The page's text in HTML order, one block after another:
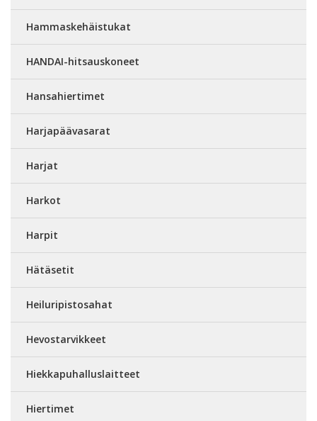
Hammaskehäistukat
HANDAI-hitsauskoneet
Hansahiertimet
Harjapäävasarat
Harjat
Harkot
Harpit
Hätäsetit
Heiluripistosahat
Hevostarvikkeet
Hiekkapuhalluslaitteet
Hiertimet